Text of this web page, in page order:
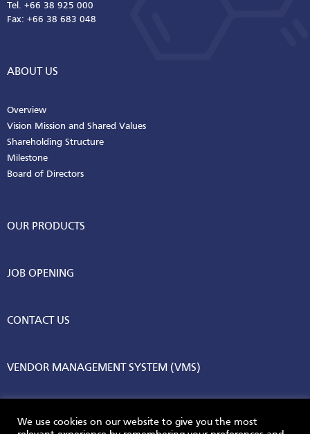
Tel. +66 38 925 000
Fax: +66 38 683 048
ABOUT US
Overview
Vision Mission and Shared Values
Shareholding Structure
Milestone
Board of Directors
OUR PRODUCTS
JOB OPENING
CONTACT US
VENDOR MANAGEMENT SYSTEM (VMS)
We use cookies on our website to give you the most